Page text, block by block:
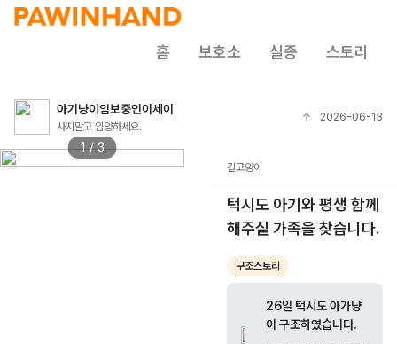
홈 보호소 실종 스토리
아기냥이임보중인이세이
사지말고 입양하세요.
2026-06-13
1 / 3
길고양이
턱시도 아기와 평생 함께
해주실 가족을 찾습니다.
구조스토리
26일 턱시도 아가냥
이 구조하였습니다.